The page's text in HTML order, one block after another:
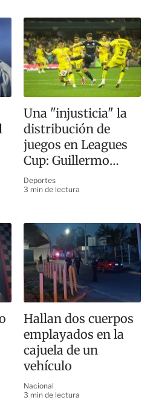
Una "injusticia" la
distribución de
juegos en Leagues
Cup: Guillermo
Almada
Deportes
3 min de lectura
Hallan dos cuerpos
emplayados en la
cajuela de un
vehículo
Nacional
3 min de lectura